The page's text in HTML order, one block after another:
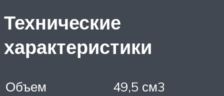
Технические
характеристики
Объем
49,5 см3